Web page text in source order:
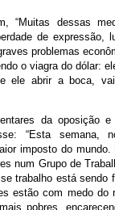
“Muitas dessas
de expressão,
problemas
o viagra do dólar:
ele abrir a boca,
da oposição
“Esta semana,
imposto do
num Grupo de
trabalho está
estão com medo
pobres,